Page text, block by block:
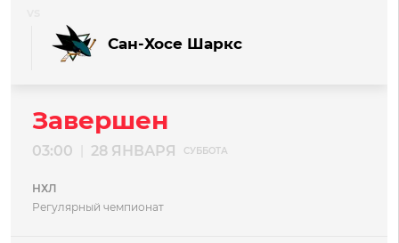
Сан-Хосе Шаркс
Завершен
03:00 28 ЯНВАРЯ СУББОТА
НХЛ
Регулярный чемпионат